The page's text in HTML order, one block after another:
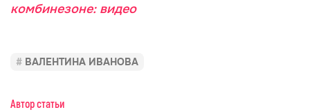
комбинезоне: видео
ВАЛЕНТИНА ИВАНОВА
Автор статьи